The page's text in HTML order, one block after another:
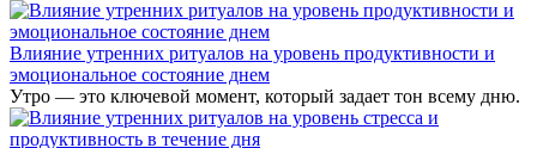
Влияние утренних ритуалов на уровень продуктивности и
эмоциональное состояние днем
Утро — это ключевой момент, который задает тон всему дню.